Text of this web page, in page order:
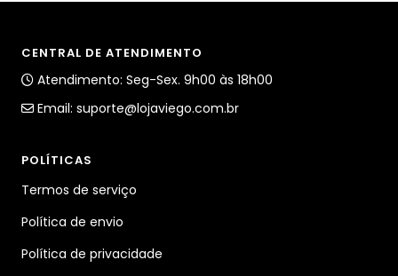
CENTRAL DE ATENDIMENTO
Atendimento: Seg-Sex. 9h00 às 18h00
Email: suporte@lojaviego.com.br
POLÍTICAS
Termos de serviço
Política de envio
Política de privacidade